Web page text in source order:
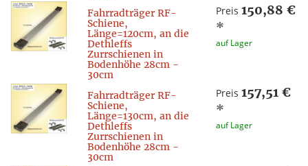
Fahrradträger RF-
Schiene,
Länge=120cm, an die
Dethleffs
Zurrschienen in
Bodenhöhe 28cm -
30cm
Preis 150,88 €
*
auf Lager
Fahrradträger RF-
Schiene,
Länge=130cm, an die
Dethleffs
Zurrschienen in
Bodenhöhe 28cm -
30cm
Preis 157,51 €
*
auf Lager